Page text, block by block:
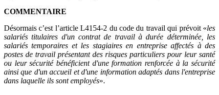
COMMENTAIRE
Désormais c’est l’article L4154-2 du code du travail qui prévoit «les
salariés titulaires d'un contrat de travail à durée déterminée, les
salariés temporaires et les stagiaires en entreprise affectés à des
postes de travail présentant des risques particuliers pour leur santé
ou leur sécurité bénéficient d'une formation renforcée à la sécurité
ainsi que d'un accueil et d'une information adaptés dans l'entreprise
dans laquelle ils sont employés».